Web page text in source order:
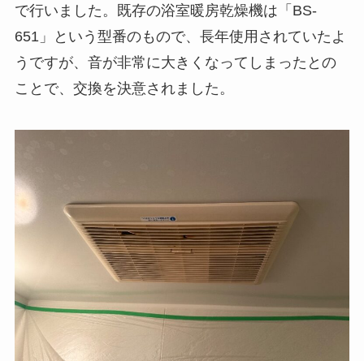
で行いました。既存の浴室暖房乾燥機は「BS-
651」という型番のもので、長年使用されていたよ
うですが、音が非常に大きくなってしまったとの
ことで、交換を決意されました。